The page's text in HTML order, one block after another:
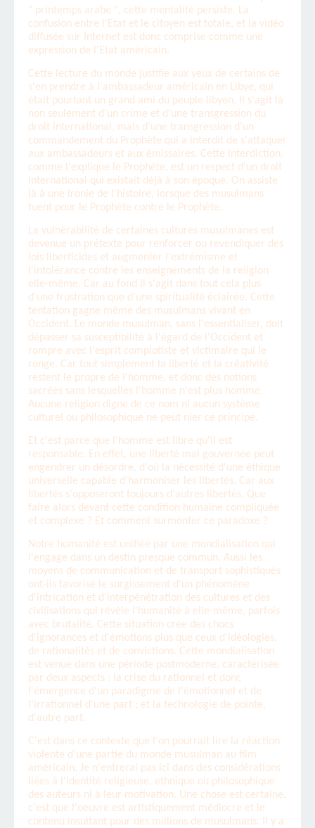
" printemps arabe ", cette mentalité persiste. La
confusion entre l'Etat et le citoyen est totale, et la vidéo
diffusée sur Internet est donc comprise comme une
expression de l'Etat américain.
Cette lecture du monde justifie aux yeux de certains de
s'en prendre à l'ambassadeur américain en Libye, qui
était pourtant un grand ami du peuple libyen. Il s'agit là
non seulement d'un crime et d'une transgression du
droit international, mais d'une transgression d'un
commandement du Prophète qui a interdit de s'attaquer
aux ambassadeurs et aux émissaires. Cette interdiction,
comme l'explique le Prophète, est un respect d'un droit
international qui existait déjà à son époque. On assiste
là à une ironie de l'histoire, lorsque des musulmans
tuent pour le Prophète contre le Prophète.
La vulnérabilité de certaines cultures musulmanes est
devenue un prétexte pour renforcer ou revendiquer des
lois liberticides et augmenter l'extrémisme et
l'intolérance contre les enseignements de la religion
elle-même. Car au fond il s'agit dans tout cela plus
d'une frustration que d'une spiritualité éclairée. Cette
tentation gagne même des musulmans vivant en
Occident. Le monde musulman, sans l'essentialiser, doit
dépasser sa susceptibilité à l'égard de l'Occident et
rompre avec l'esprit complotiste et victimaire qui le
ronge. Car tout simplement la liberté et la créativité
restent le propre de l'homme, et donc des notions
sacrées sans lesquelles l'homme n'est plus homme.
Aucune religion digne de ce nom ni aucun système
culturel ou philosophique ne peut nier ce principe.
Et c'est parce que l'homme est libre qu'il est
responsable. En effet, une liberté mal gouvernée peut
engendrer un désordre, d'où la nécessité d'une éthique
universelle capable d'harmoniser les libertés. Car aux
libertés s'opposeront toujours d'autres libertés. Que
faire alors devant cette condition humaine compliquée
et complexe ? Et comment surmonter ce paradoxe ?
Notre humanité est unifiée par une mondialisation qui
l'engage dans un destin presque commun. Aussi les
moyens de communication et de transport sophistiqués
ont-ils favorisé le surgissement d'un phénomène
d'intrication et d'interpénétration des cultures et des
civilisations qui révèle l'humanité à elle-même, parfois
avec brutalité. Cette situation crée des chocs
d'ignorances et d'émotions plus que ceux d'idéologies,
de rationalités et de convictions. Cette mondialisation
est venue dans une période postmoderne, caractérisée
par deux aspects : la crise du rationnel et donc
l'émergence d'un paradigme de l'émotionnel et de
l'irrationnel d'une part ; et la technologie de pointe,
d'autre part.
C'est dans ce contexte que l'on pourrait lire la réaction
violente d'une partie du monde musulman au film
américain. Je n'entrerai pas ici dans des considérations
liées à l'identité religieuse, ethnique ou philosophique
des auteurs ni à leur motivation. Une chose est certaine,
c'est que l'oeuvre est artistiquement médiocre et le
contenu insultant pour des millions de musulmans. Il y a